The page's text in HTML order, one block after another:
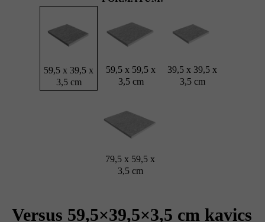
59,5 x 39,5 x
3,5 cm
59,5 x 59,5 x
3,5 cm
39,5 x 39,5 x
3,5 cm
79,5 x 59,5 x
3,5 cm
Versus 59,5×39,5×3,5 cm kavics